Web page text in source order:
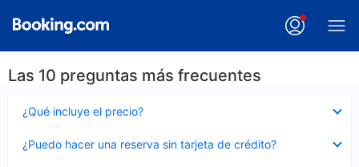
Las 10 preguntas más frecuentes
¿Qué incluye el precio?
cerrado
¿Puedo hacer una reserva sin tarjeta de crédito?
cerrado